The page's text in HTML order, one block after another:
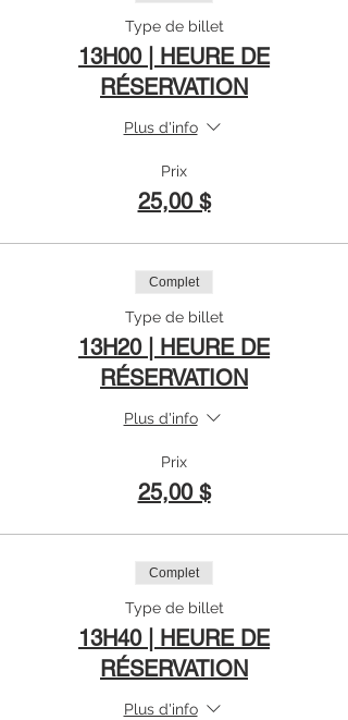
Type de billet
13H00 | HEURE DE
RÉSERVATION
Plus d'info
Prix
25,00 $
Complet
Type de billet
13H20 | HEURE DE
RÉSERVATION
Plus d'info
Prix
25,00 $
Complet
Type de billet
13H40 | HEURE DE
RÉSERVATION
Plus d'info